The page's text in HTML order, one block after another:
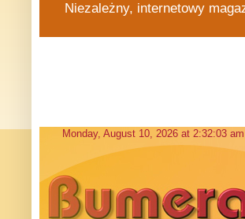
Niezależny, internetowy